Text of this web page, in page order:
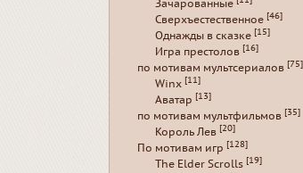
Зачарованные
Сверхъестественное [46]
Однажды в сказке [15]
Игра престолов [16]
по мотивам мультсериалов [75]
Winx [11]
Аватар [13]
по мотивам мультфильмов [35]
Король Лев [20]
По мотивам игр [128]
The Elder Scrolls [19]